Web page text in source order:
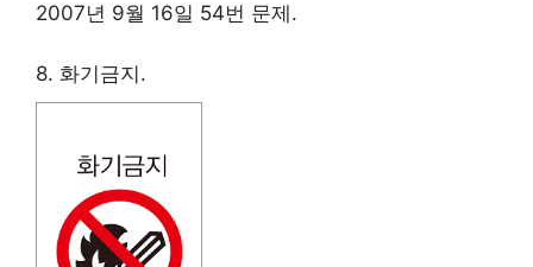
2007년 9월 16일 54번 문제.
8. 화기금지.